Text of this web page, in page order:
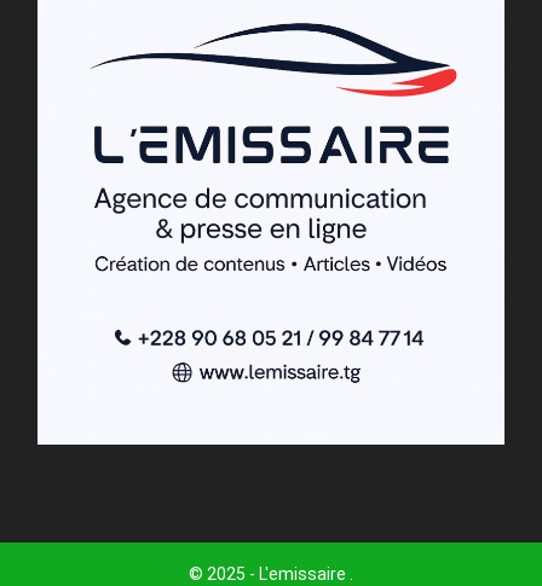
© 2025 - L'emissaire .